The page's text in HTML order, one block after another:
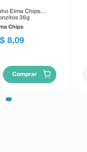
Elma Chips
36g
Chips
8,09
Comprar